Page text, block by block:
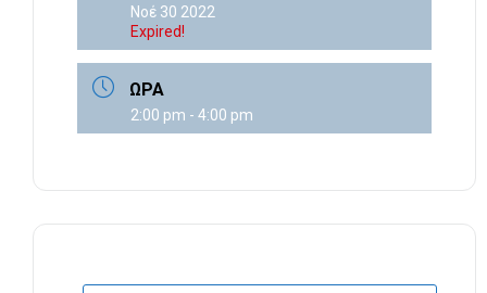
Νοέ 30 2022
Expired!
ΏΡΑ
2:00 pm - 4:00 pm